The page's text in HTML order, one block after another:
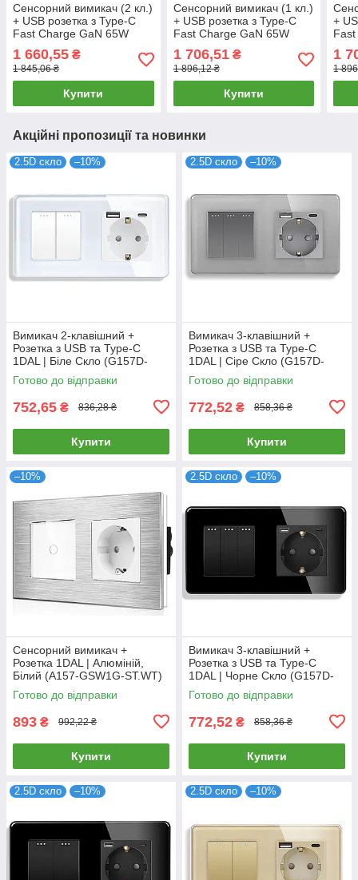
Сенсорний вимикач (2 кл.)
+ USB розетка з Type-C
Fast Charge GaN 65W
(G157D-SW2G-FC65W.BL)
1 660,55 ₴
1 845,06 ₴
Купити
Сенсорний вимикач (1 кл.)
+ USB розетка з Type-C
Fast Charge GaN 65W
(A157-GSW1G-
FC65W.WT)
1 706,51₴
1 896,12 ₴
Купити
+
1
1
Акційні пропозиції та новинки
2.5D скло –10%
Вимикач 2-клавішний +
Розетка з USB та Type-C
1DAL | Біле Скло (G157D-
PSW2G-STUTC.WT)
Готово до відправки
752,65 ₴ 836,28 ₴
Купити
2.5D скло –10%
Вимикач 3-клавішний +
Розетка з USB та Type-C
1DAL | Сіре Скло (G157D-
PSW3G-STUTC.GR)
Готово до відправки
772,52 ₴ 858,36 ₴
Купити
–10%
Сенсорний вимикач +
Розетка 1DAL | Алюміній,
Білий (A157-GSW1G-ST.WT)
Готово до відправки
893 ₴ 992,22 ₴
Купити
2.5D скло –10%
Вимикач 3-клавішний +
Розетка з USB та Type-C
1DAL | Чорне Скло (G157D-
PSW3G-STUTC.BL)
Готово до відправки
772,52 ₴ 858,36 ₴
Купити
2.5D скло –10% 2.5D скло –10%